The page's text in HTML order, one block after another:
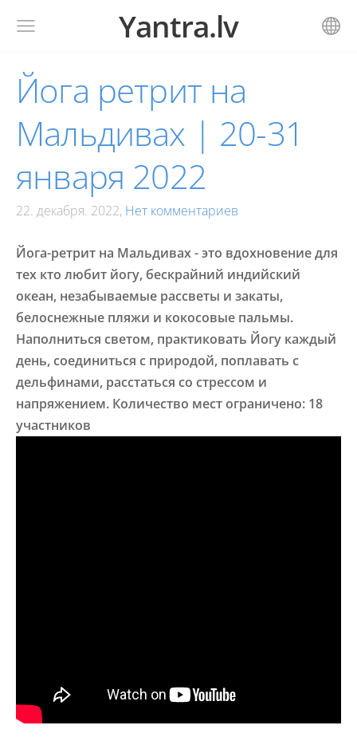
Yantra.lv
Йога ретрит на
Мальдивах | 20-31
января 2022
22. декабря. 2022, Нет комментариев
Йога-ретрит на Мальдивах - это вдохновение для
тех кто любит йогу, бескрайний индийский
океан, незабываемые рассветы и закаты,
белоснежные пляжи и кокосовые пальмы.
Наполниться светом, практиковать Йогу каждый
день,соединиться с природой, поплавать с
дельфинами, расстаться со стрессом и
напряжением. Количество мест ограничено: 18
участников